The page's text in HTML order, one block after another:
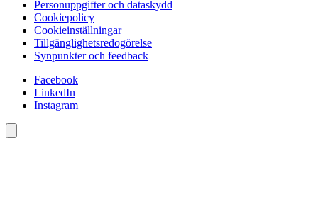
Personuppgifter och dataskydd
Cookiepolicy
Cookieinställningar
Tillgänglighetsredogörelse
Synpunkter och feedback
Facebook
LinkedIn
Instagram